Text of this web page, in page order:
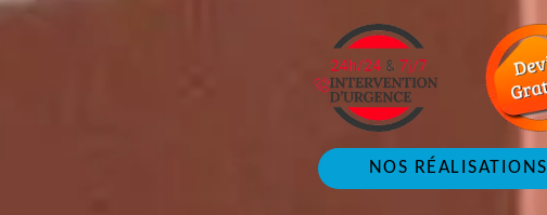
NOS RÉALISATIONS